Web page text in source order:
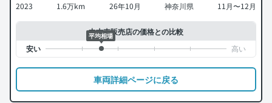
2023 1.6万km 26年10月 神奈川県 11月〜12月
中古車販売店の価格との比較
平均相場
車両詳細ページに戻る